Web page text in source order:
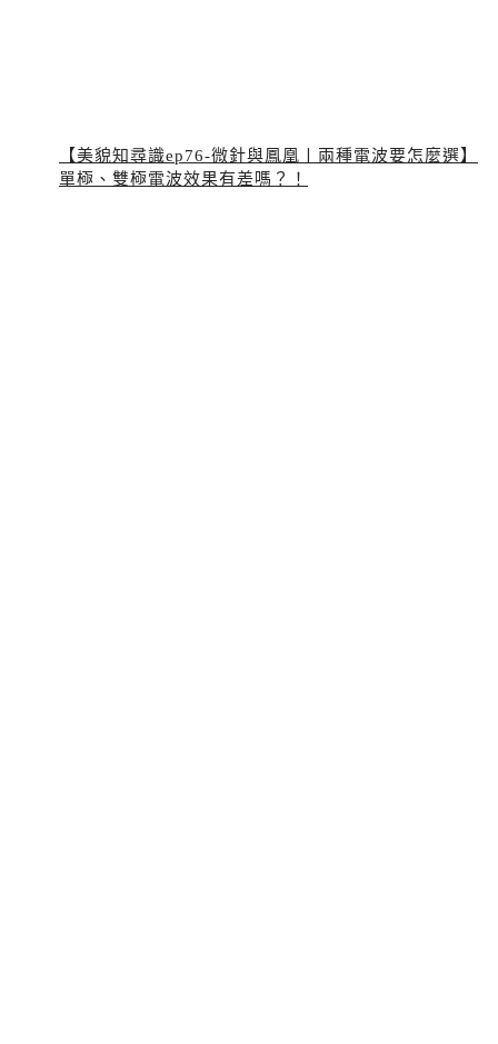
【美貌知尋識ep76-微針與鳳凰〡兩種電波要怎麼選】
單極、雙極電波效果有差嗎？！